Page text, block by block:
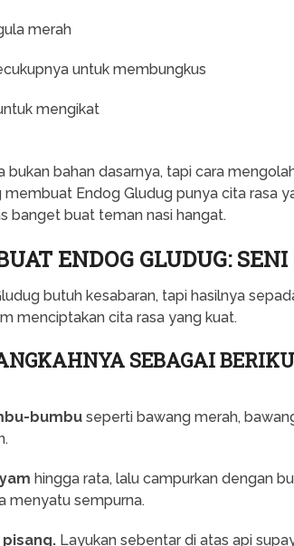
merah
untuk membungkus
mengikat
bukan bahan dasarnya, tapi cara
Endog Gludug punya cita rasa
banget buat teman nasi hangat.
ENDOG GLUDUG:
butuh kesabaran, tapi hasilnya
menciptakan cita rasa yang kuat.
SEBAGAI
bumbu seperti bawang merah,
hingga rata, lalu campurkan dengan
menyatu sempurna.
pisang. Layukan sebentar di atas api